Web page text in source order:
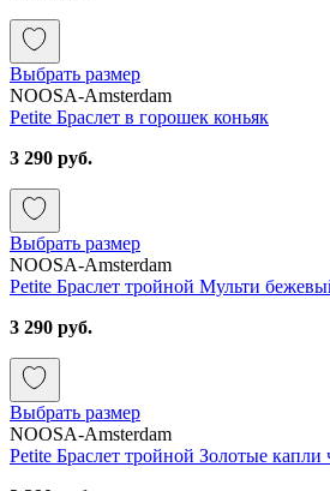
Выбрать размер
NOOSA-Amsterdam
Petite Браслет в горошек коньяк
3 290 руб.
Выбрать размер
NOOSA-Amsterdam
Petite Браслет тройной Мульти
3 290 руб.
Выбрать размер
NOOSA-Amsterdam
Petite Браслет тройной Золотые